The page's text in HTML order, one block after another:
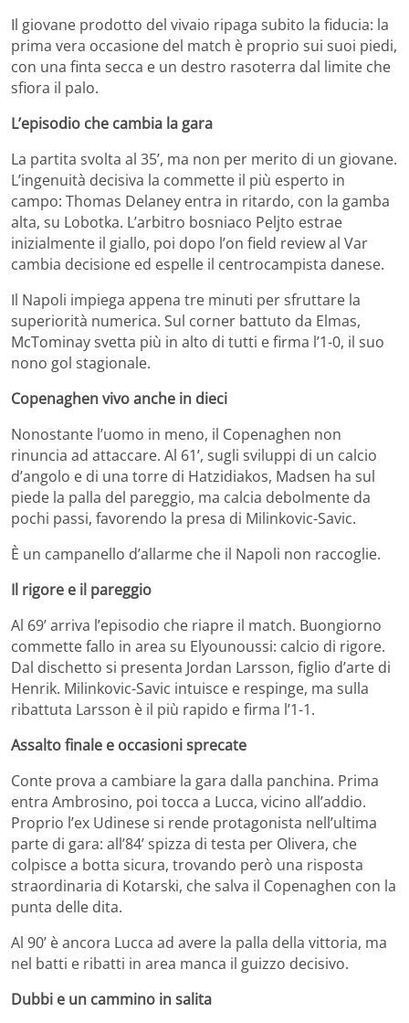
Il giovane prodotto del vivaio ripaga subito la fiducia: la
prima vera occasione del match è proprio sui suoi piedi,
con una finta secca e un destro rasoterra dal limite che
sfiora il palo.
L’episodio che cambia la gara
La partita svolta al 35’, ma non per merito di un giovane.
L’ingenuità decisiva la commette il più esperto in
campo: Thomas Delaney entra in ritardo, con la gamba
alta, su Lobotka. L’arbitro bosniaco Peljto estrae
inizialmente il giallo, poi dopo l’on field review al Var
cambia decisione ed espelle il centrocampista danese.
Il Napoli impiega appena tre minuti per sfruttare la
superiorità numerica. Sul corner battuto da Elmas,
McTominay svetta più in alto di tutti e firma l’1-0, il suo
nono gol stagionale.
Copenaghen vivo anche in dieci
Nonostante l’uomo in meno, il Copenaghen non
rinuncia ad attaccare. Al 61’, sugli sviluppi di un calcio
d’angolo e di una torre di Hatzidiakos, Madsen ha sul
piede la palla del pareggio, ma calcia debolmente da
pochi passi, favorendo la presa di Milinkovic-Savic.
È un campanello d’allarme che il Napoli non raccoglie.
Il rigore e il pareggio
Al 69’ arriva l’episodio che riapre il match. Buongiorno
commette fallo in area su Elyounoussi: calcio di rigore.
Dal dischetto si presenta Jordan Larsson, figlio d’arte di
Henrik. Milinkovic-Savic intuisce e respinge, ma sulla
ribattuta Larsson è il più rapido e firma l’1-1.
Assalto finale e occasioni sprecate
Conte prova a cambiare la gara dalla panchina. Prima
entra Ambrosino, poi tocca a Lucca, vicino all’addio.
Proprio l’ex Udinese si rende protagonista nell’ultima
parte di gara: all’84’ spizza di testa per Olivera, che
colpisce a botta sicura, trovando però una risposta
straordinaria di Kotarski, che salva il Copenaghen con la
punta delle dita.
Al 90’ è ancora Lucca ad avere la palla della vittoria, ma
nel batti e ribatti in area manca il guizzo decisivo.
Dubbi e un cammino in salita